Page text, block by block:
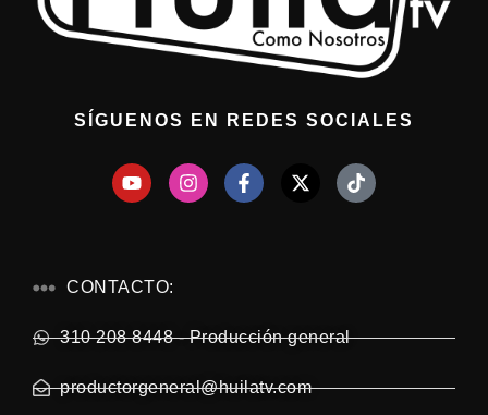
SÍGUENOS EN REDES SOCIALES
CONTACTO:
310 208 8448 - Producción general
productorgeneral@huilatv.com